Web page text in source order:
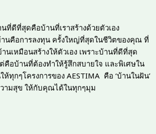
นที่ดีที่สุดคือบ้านที่เราสร้างด้วยตัวเอง
านคือการลงทุน ครั้งใหญ่ที่สุดในชีวิตของคุณ ที่
านเหมือนสร้างให้ตัวเอง เพราะบ้านที่ดีที่สุด
คือบ้านที่ต้องทำให้รู้สึกสบายใจ และพิเศษใน
ห้ทุกๆโครงการของ AESTIMA คือ ‘บ้านในฝัน’
ามสุข ให้กับคุณได้ในทุกๆมุม